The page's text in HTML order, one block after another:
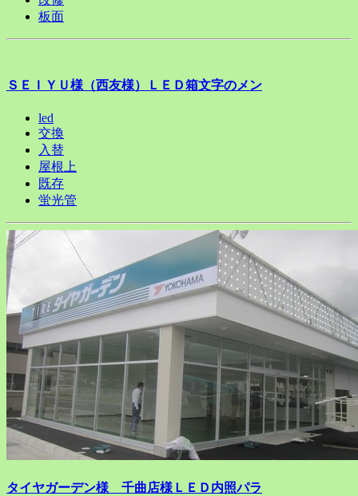
板面
ＳＥＩＹＵ様（西友様）ＬＥＤ箱文字のメン
led
交換
入替
屋根上
既存
蛍光管
タイヤガーデン様 千曲店様ＬＥＤ内照パラ